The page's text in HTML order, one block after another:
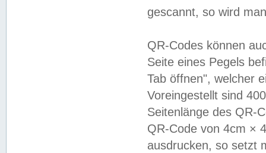
gescannt, so wird
QR-Codes können
Seite eines Pegels
Tab öffnen", welcher
Voreingestellt sind
Seitenlänge des QR-
QR-Code von 4cm ×
ausdrucken, so setzt